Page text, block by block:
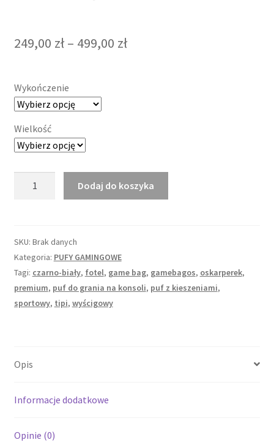
249,00 zł– 499,00 zł
Wykończenie
Wielkość
biało-
czarny
Dodaj do koszyka
SKU: Brak danych
Kategoria: PUFY GAMINGOWE
Tagi: czarno-biały, fotel, game bag, gamebagos, oskarperek,
premium, puf do grania na konsoli, puf z kieszeniami,
sportowy, tipi, wyścigowy
Opis
Informacje dodatkowe
Opinie (0)